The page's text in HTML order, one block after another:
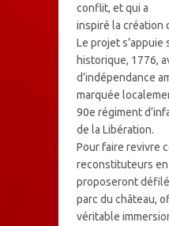
conflit, et qui a
inspiré la création
Le projet s’appuie
historique, 1776,
d’indépendance
marquée
90e régiment
de la Libération.
Pour faire revivre
reconstituteurs en
proposeront
parc du château,
véritable